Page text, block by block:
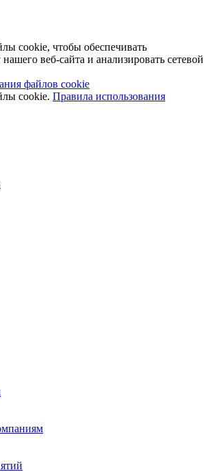
cookie, чтобы обеспечивать
веб-сайта и анализировать сетевой
файлов cookie
cookie. Правила использования